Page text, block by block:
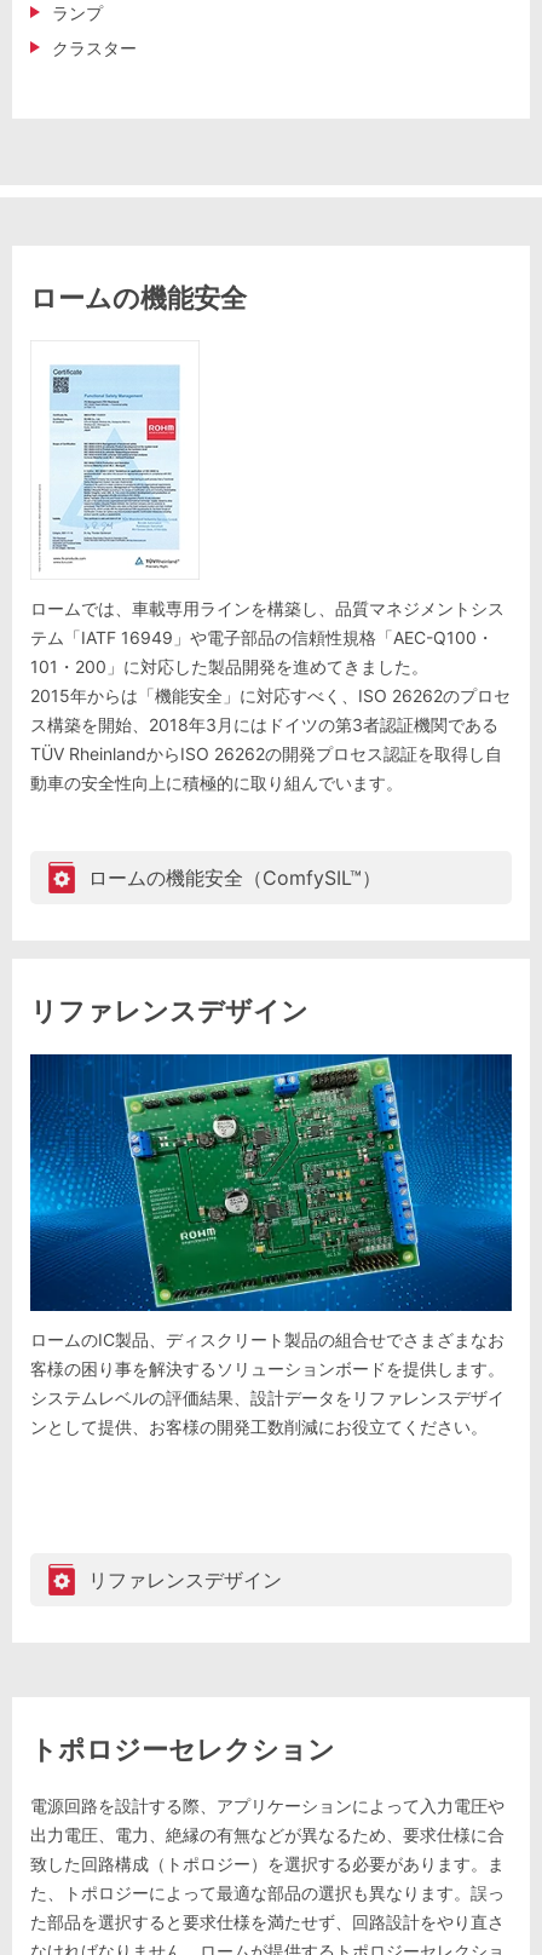
ランプ
クラスター
ロームの機能安全
ロームでは、車載専用ラインを構築し、品質マネジメントシス
テム「IATF 16949」や電子部品の信頼性規格「AEC-Q100・
101・200」に対応した製品開発を進めてきました。
2015年からは「機能安全」に対応すべく、ISO 26262のプロセ
ス構築を開始、2018年3月にはドイツの第3者認証機関である
TÜV RheinlandからISO 26262の開発プロセス認証を取得し自
動車の安全性向上に積極的に取り組んでいます。
ロームの機能安全（ComfySIL™）
リファレンスデザイン
ロームのIC製品、ディスクリート製品の組合せでさまざまなお
客様の困り事を解決するソリューションボードを提供します。
システムレベルの評価結果、設計データをリファレンスデザイ
ンとして提供、お客様の開発工数削減にお役立てください。
リファレンスデザイン
トポロジーセレクション
電源回路を設計する際、アプリケーションによって入力電圧や
出力電圧、電力、絶縁の有無などが異なるため、要求仕様に合
致した回路構成（トポロジー）を選択する必要があります。ま
た、トポロジーによって最適な部品の選択も異なります。誤っ
た部品を選択すると要求仕様を満たせず、回路設計をやり直さ